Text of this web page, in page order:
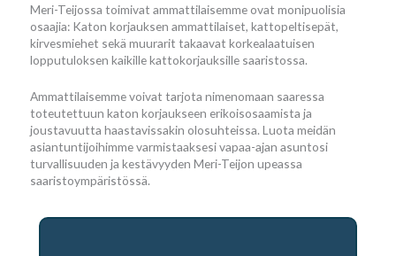
Meri-Teijossa toimivat ammattilaisemme ovat monipuolisia
osaajia: Katon korjauksen ammattilaiset, kattopeltisepät,
kirvesmiehet sekä muurarit takaavat korkealaatuisen
lopputuloksen kaikille kattokorjauksille saaristossa.
Ammattilaisemme voivat tarjota nimenomaan saaressa
toteutettuun katon korjaukseen erikoisosaamista ja
joustavuutta haastavissakin olosuhteissa. Luota meidän
asiantuntijoihimme varmistaaksesi vapaa-ajan asuntosi
turvallisuuden ja kestävyyden Meri-Teijon upeassa
saaristoympäristössä.